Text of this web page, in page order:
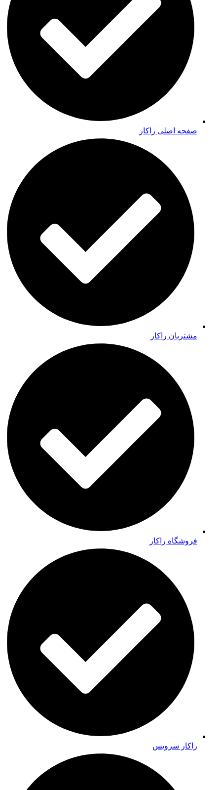
صفحه اصلی راکار
مشتریان راکار
فروشگاه راکار
راکار سرویس